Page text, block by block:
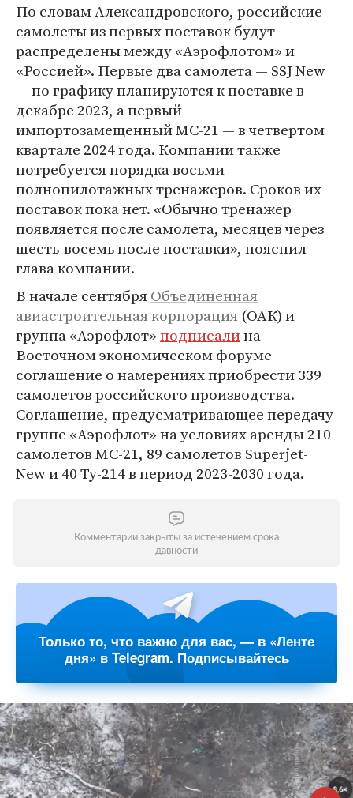
По словам Александровского, российские
самолеты из первых поставок будут
распределены между «Аэрофлотом» и
«Россией». Первые два самолета — SSJ New
— по графику планируются к поставке в
декабре 2023, а первый
импортозамещенный МС-21 — в четвертом
квартале 2024 года. Компании также
потребуется порядка восьми
полнопилотажных тренажеров. Сроков их
поставок пока нет. «Обычно тренажер
появляется после самолета, месяцев через
шесть-восемь после поставки», пояснил
глава компании.
В начале сентябряОбъединенная
авиастроительная корпорация (ОАК) и
группа «Аэрофлот»подписалина
Восточном экономическом форуме
соглашение о намерениях приобрести 339
самолетов российского производства.
Соглашение, предусматривающее передачу
группе «Аэрофлот» на условиях аренды 210
самолетов МС-21, 89 самолетов Superjet-
New и 40 Ту-214 в период 2023-2030 года.
Комментарии закрыты за истечением срока
давности
Только то, что важно для вас, — в «Ленте
дня» в Telegram. Подписывайтесь